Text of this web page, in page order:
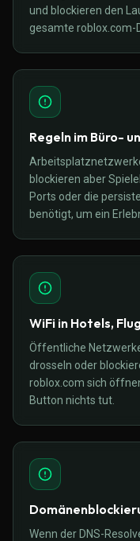
und blockieren den
gesamte roblox.com-
Regeln im Büro-
blockieren aber
Ports oder die
benötigt, um ein
WiFi in Hotels,
Öffentliche
drosseln oder
roblox.com sich
Button nichts tut.
Wenn der DNS-